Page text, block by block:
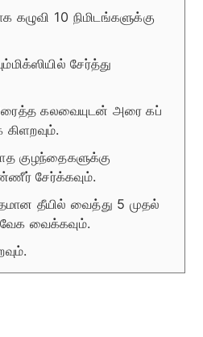
10 நிமிடங்களுக்கு
சேர்த்து
கலவையுடன் அரை கப்
குழந்தைகளுக்கு
சேர்க்கவும்.
தீயில் வைத்து 5 முதல்
வேக வைக்கவும்.